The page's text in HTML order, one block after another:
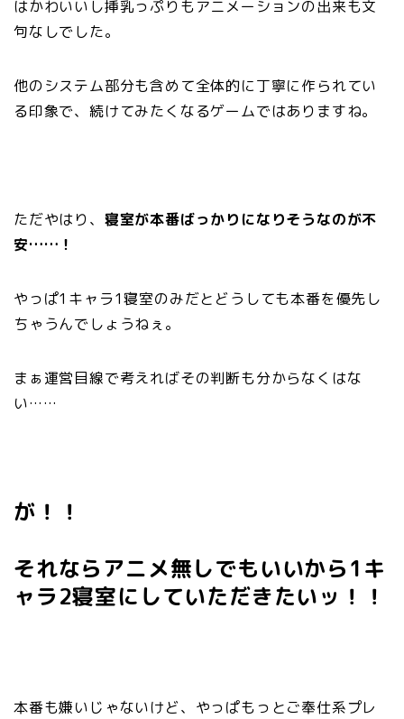
はかわいいし挿乳っぷりもアニメーションの出来も文
句なしでした。
他のシステム部分も含めて全体的に丁寧に作られてい
る印象で、続けてみたくなるゲームではありますね。
ただやはり、 寝室が本番ばっかりになりそうなのが不
安……！
やっぱ1キャラ1寝室のみだとどうしても本番を優先し
ちゃうんでしょうねぇ。
まぁ運営目線で考えればその判断も分からなくはな
い……
が！！
それならアニメ無しでもいいから1キ
ャラ2寝室にしていただきたいッ！！
本番も嫌いじゃないけど、やっぱもっとご奉仕系プレ